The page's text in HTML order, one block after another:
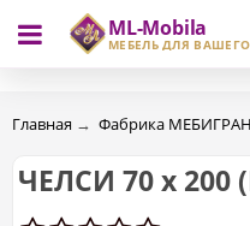
ML-Mobila
МЕБЕЛЬ ДЛЯ
RU RO
Главная → Фабрика
ЧЕЛСИ 70 х 200